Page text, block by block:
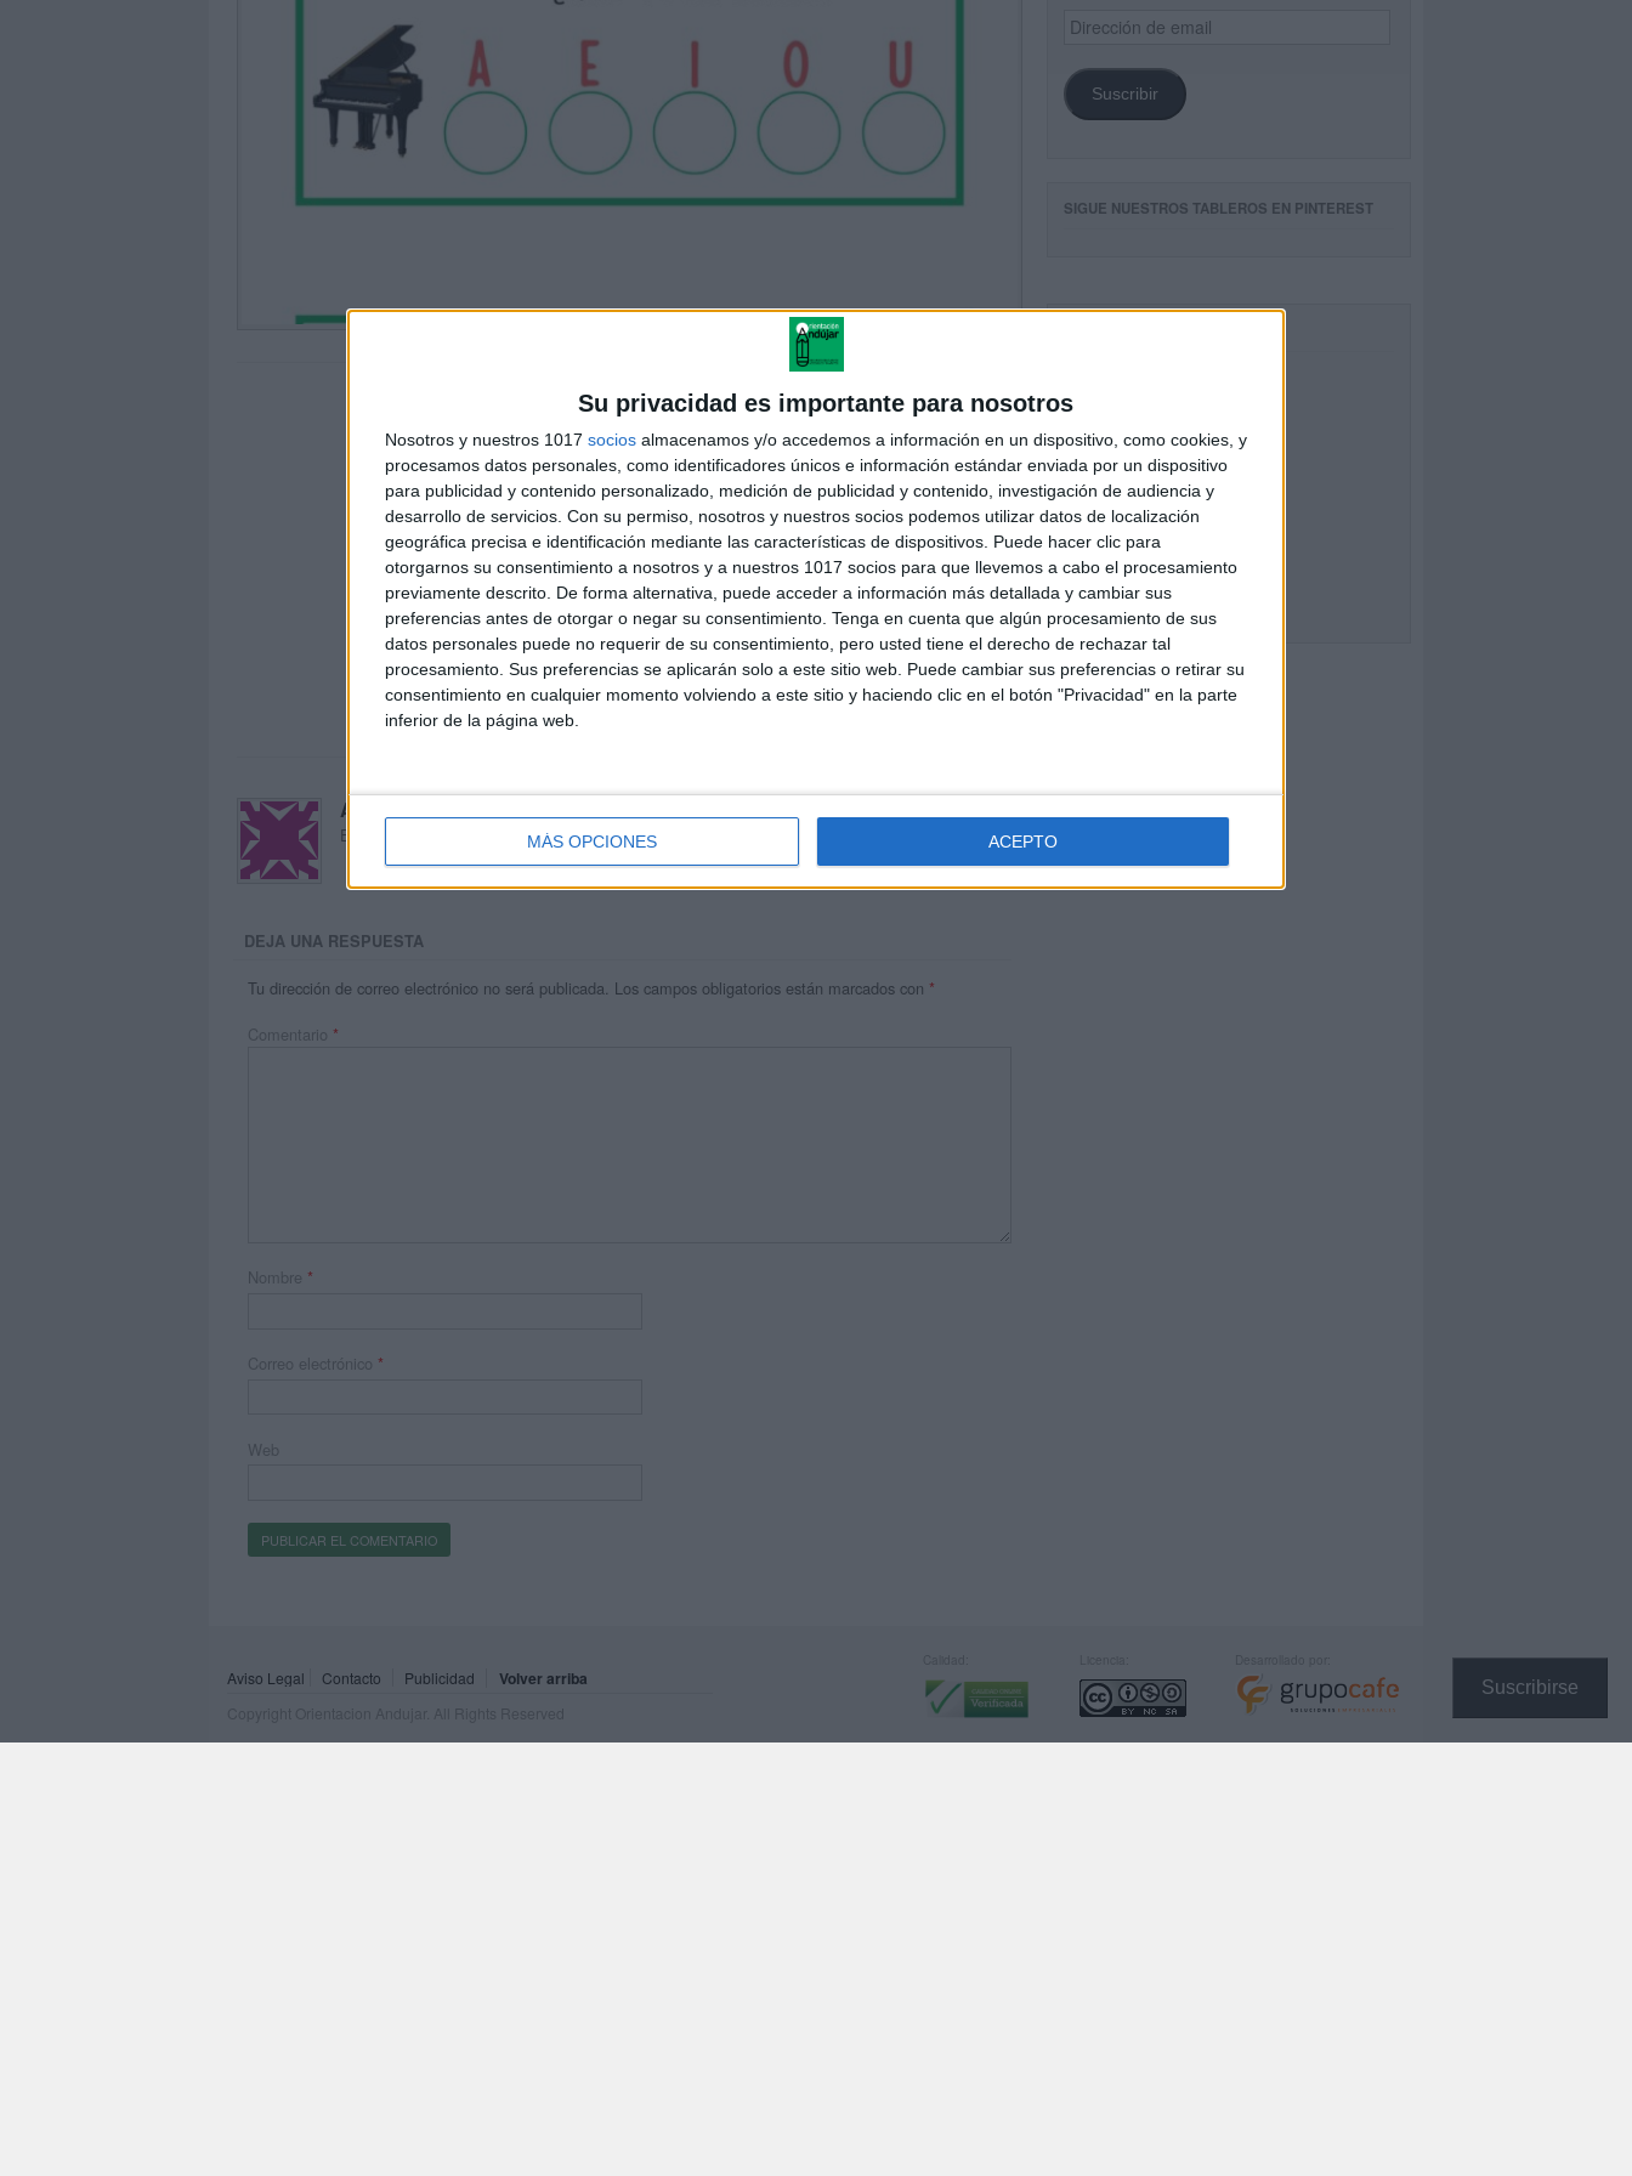
Su privacidad es importante para nosotros
Nosotros y nuestros 1017 socios almacenamos y/o accedemos a información en un dispositivo, como cookies, y
procesamos datos personales, como identificadores únicos e información estándar enviada por un dispositivo
para publicidad y contenido personalizado, medición de publicidad y contenido, investigación de audiencia y
desarrollo de servicios. Con su permiso, nosotros y nuestros socios podemos utilizar datos de localización
geográfica precisa e identificación mediante las características de dispositivos. Puede hacer clic para
otorgarnos su consentimiento a nosotros y a nuestros 1017 socios para que llevemos a cabo el procesamiento
previamente descrito. De forma alternativa, puede acceder a información más detallada y cambiar sus
preferencias antes de otorgar o negar su consentimiento. Tenga en cuenta que algún procesamiento de sus
datos personales puede no requerir de su consentimiento, pero usted tiene el derecho de rechazar tal
procesamiento. Sus preferencias se aplicarán solo a este sitio web. Puede cambiar sus preferencias o retirar su
consentimiento en cualquier momento volviendo a este sitio y haciendo clic en el botón "Privacidad" en la parte
inferior de la página web.
MÁS OPCIONES ACEPTO
Suscribirse
Acerca de María Olivares
El autor no ha proporcionado ninguna información.
DEJA UNA RESPUESTA
Tu dirección de correo electrónico no será publicada. Los campos obligatorios están marcados con *
Comentario *
Nombre *
Correo electrónico *
Web
Dirección
de
Suscribir
SIGUE NUESTROS TABLEROS EN PINTEREST
Aviso Legal Contacto Publicidad Volver arriba